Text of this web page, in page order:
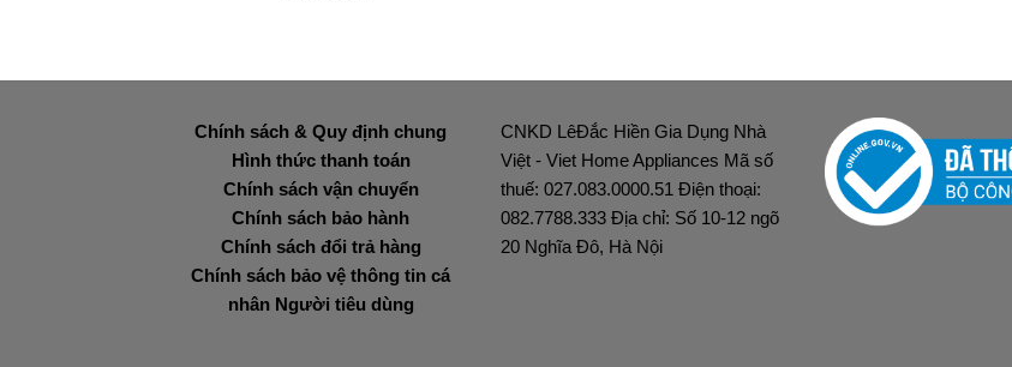
Chính sách & Quy định chung
Hình thức thanh toán
Chính sách vận chuyển
Chính sách bảo hành
Chính sách đổi trả hàng
Chính sách bảo vệ thông tin cá
nhân Người tiêu dùng
CNKD LêĐắc Hiền Gia Dụng Nhà
Việt - Viet Home Appliances Mã số
thuế: 027.083.0000.51 Điện thoại:
082.7788.333 Địa chỉ: Số 10-12 ngõ
20 Nghĩa Đô, Hà Nội